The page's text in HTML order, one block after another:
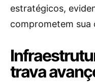
estratégicos,
comprometem sua
trava